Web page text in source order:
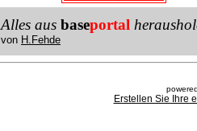
Alles aus baseportal
von H.Fehde
Erstellen Sie Ihre